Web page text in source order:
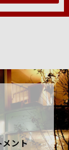
メント